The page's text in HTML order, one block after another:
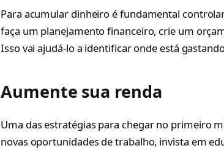
Para acumular dinheiro é fundamental
faça um planejamento financeiro, crie um
Isso vai ajudá-lo a identificar onde está
Aumente sua renda
Uma das estratégias para chegar no primeiro
novas oportunidades de trabalho, invista em